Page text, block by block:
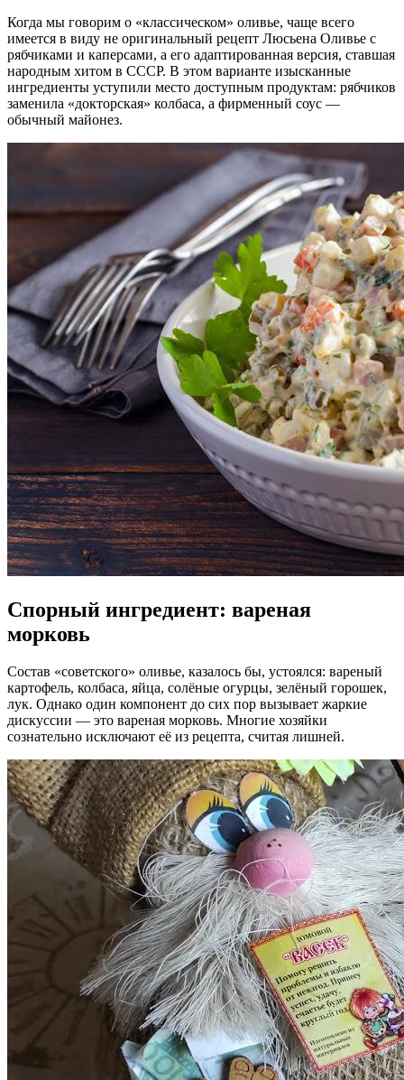
Когда мы говорим о «классическом» оливье, чаще всего
имеется в виду не оригинальный рецепт Люсьена Оливье с
рябчиками и каперсами, а его адаптированная версия, ставшая
народным хитом в СССР. В этом варианте изысканные
ингредиенты уступили место доступным продуктам: рябчиков
заменила «докторская» колбаса, а фирменный соус —
обычный майонез.
Спорный ингредиент: вареная
морковь
Состав «советского» оливье, казалось бы, устоялся: вареный
картофель, колбаса, яйца, солёные огурцы, зелёный горошек,
лук. Однако один компонент до сих пор вызывает жаркие
дискуссии — это вареная морковь. Многие хозяйки
сознательно исключают её из рецепта, считая лишней.